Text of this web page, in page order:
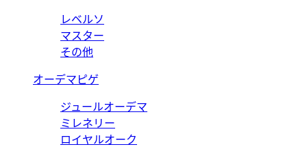
レベルソ
マスター
その他
オーデマピゲ
ジュールオーデマ
ミレネリー
ロイヤルオーク